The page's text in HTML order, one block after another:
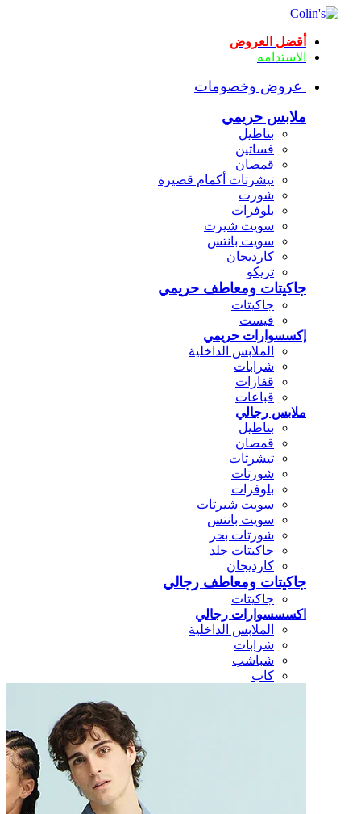
أقضل العروض
الاستدامه
عروض وخصومات
ملابس حريمي
بناطيل
فساتين
قمصان
تيشرتات أكمام قصيرة
شورت
بلوفرات
سويت شيرت
سويت بانتس
كارديجان
تريكو
جاكيتات ومعاطف حريمي
جاكيتات
فيست
إكسسوارات حريمي
الملابس الداخلية
شرابات
قفازات
قباعات
ملابس رجالي
بناطيل
قمصان
تيشرتات
شورتات
بلوفرات
سويت شيرتات
سويت بانتس
شورتات بحر
جاكيتات جلد
كارديجان
جاكيتات ومعاطف رجالي
جاكيتات
اكسسسوارات رجالي
الملابس الداخلية
شرابات
شباشب
كاب